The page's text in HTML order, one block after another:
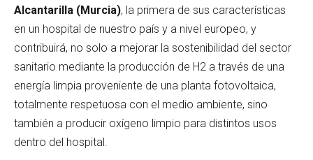
Alcantarilla (Murcia), la primera de sus características
en un hospital de nuestro país y a nivel europeo, y
contribuirá, no solo a mejorar la sostenibilidad del sector
sanitario mediante la producción de H2 a través de una
energía limpia proveniente de una planta fotovoltaica,
totalmente respetuosa con el medio ambiente, sino
también a producir oxígeno limpio para distintos usos
dentro del hospital.